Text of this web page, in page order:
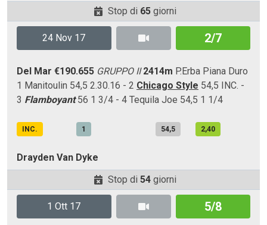
Stop di 65giorni
24 Nov 17 2/7
Del Mar €190.655 GRUPPO II 2414m P.Erba Piana Duro
1 Manitoulin 54,5 2.30.16 - 2 Chicago Style 54,5 INC. -
3 Flamboyant56 1 3/4 - 4 Tequila Joe 54,5 1 1/4
INC. 1 54,5 2,40
Drayden Van Dyke
Stop di 54giorni
1 Ott 17 5/8